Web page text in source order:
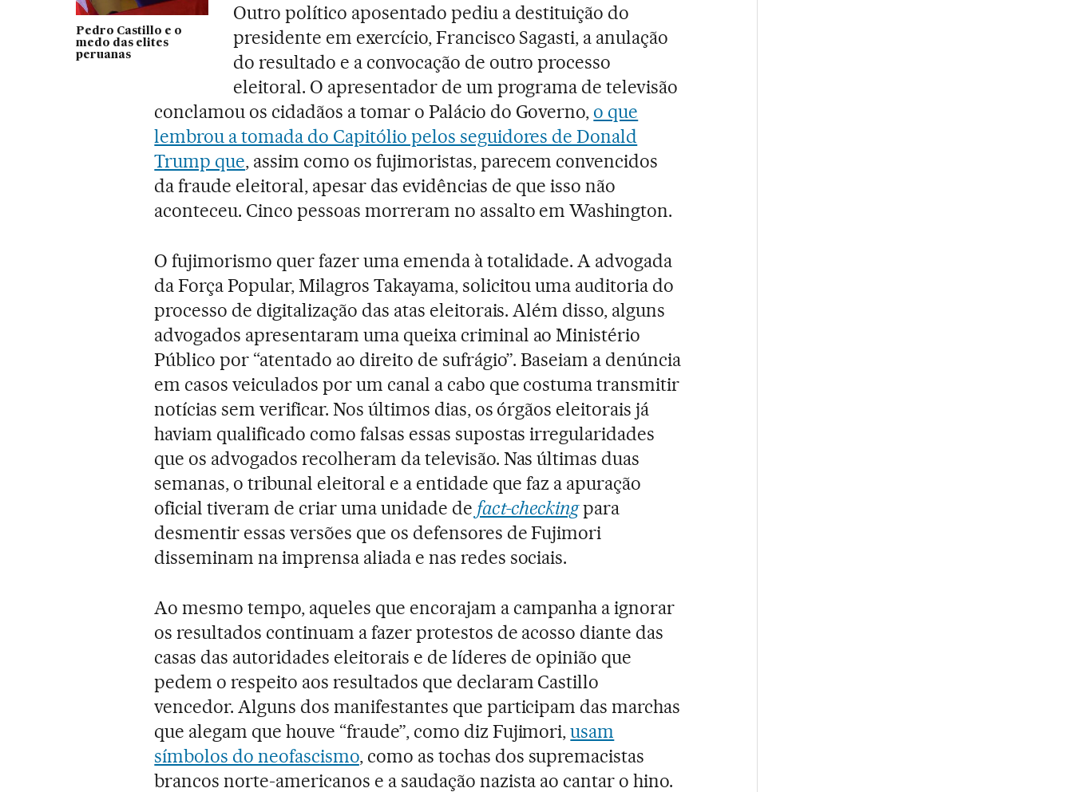
Pedro Castillo e o
medo das elites
peruanas
Outro político aposentado pediu a destituição do
presidente em exercício, Francisco Sagasti, a anulação
do resultado e a convocação de outro processo
eleitoral. O apresentador de um programa de televisão
conclamou os cidadãos a tomar o Palácio do Governo, o que
lembrou a tomada do Capitólio pelos seguidores de Donald
Trump que, assim como os fujimoristas, parecem convencidos
da fraude eleitoral, apesar das evidências de que isso não
aconteceu. Cinco pessoas morreram no assalto em Washington.
O fujimorismo quer fazer uma emenda à totalidade. A advogada
da Força Popular, Milagros Takayama, solicitou uma auditoria do
processo de digitalização das atas eleitorais. Além disso, alguns
advogados apresentaram uma queixa criminal ao Ministério
Público por “atentado ao direito de sufrágio”. Baseiam a denúncia
em casos veiculados por um canal a cabo que costuma transmitir
notícias sem verificar. Nos últimos dias, os órgãos eleitorais já
haviam qualificado como falsas essas supostas irregularidades
que os advogados recolheram da televisão. Nas últimas duas
semanas, o tribunal eleitoral e a entidade que faz a apuração
oficial tiveram de criar uma unidade de fact-checkingpara
desmentir essas versões que os defensores de Fujimori
disseminam na imprensa aliada e nas redes sociais.
Ao mesmo tempo, aqueles que encorajam a campanha a ignorar
os resultados continuam a fazer protestos de acosso diante das
casas das autoridades eleitorais e de líderes de opinião que
pedem o respeito aos resultados que declaram Castillo
vencedor. Alguns dos manifestantes que participam das marchas
que alegam que houve “fraude”, como diz Fujimori,usam
símbolos do neofascismo, como as tochas dos supremacistas
brancos norte-americanos e a saudação nazista ao cantar o hino.